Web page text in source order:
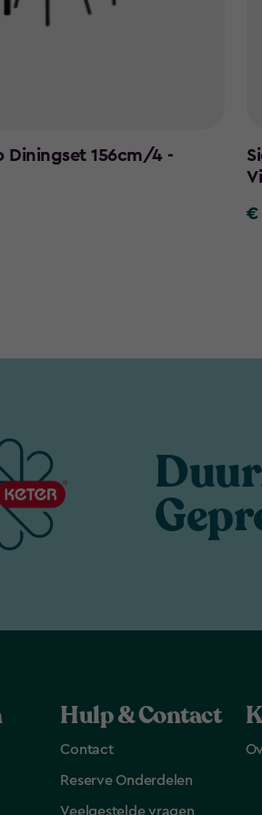
Diningset 156cm/4 -
€
€
Hulp & Contact
Contact
Reserve Onderdelen
Veelgestelde vragen